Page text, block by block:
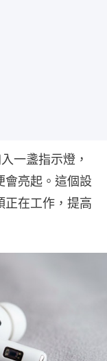
一盞指示燈，
會亮起。這個設
正在工作，提高